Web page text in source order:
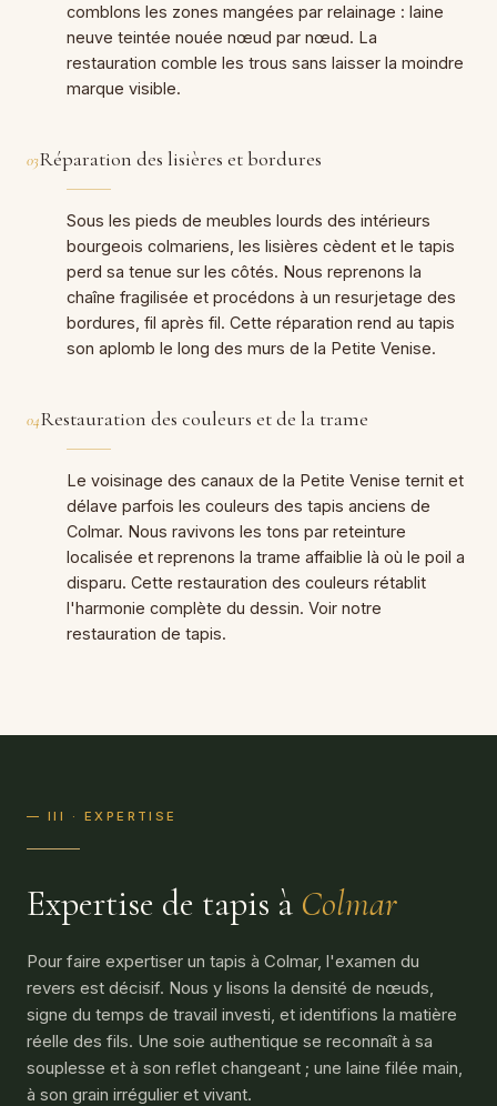
comblons les zones mangées par relainage : laine
neuve teintée nouée nœud par nœud. La
restauration comble les trous sans laisser la moindre
marque visible.
03Réparation des lisières et bordures
Sous les pieds de meubles lourds des intérieurs
bourgeois colmariens, les lisières cèdent et le tapis
perd sa tenue sur les côtés. Nous reprenons la
chaîne fragilisée et procédons à un resurjetage des
bordures, fil après fil. Cette réparation rend au tapis
son aplomb le long des murs de la Petite Venise.
04Restauration des couleurs et de la trame
Le voisinage des canaux de la Petite Venise ternit et
délave parfois les couleurs des tapis anciens de
Colmar. Nous ravivons les tons par reteinture
localisée et reprenons la trame affaiblie là où le poil a
disparu. Cette restauration des couleurs rétablit
l'harmonie complète du dessin. Voir notre
restauration de tapis.
— III · EXPERTISE
Expertise de tapis à Colmar
Pour faire expertiser un tapis à Colmar, l'examen du
revers est décisif. Nous y lisons la densité de nœuds,
signe du temps de travail investi, et identifions la matière
réelle des fils. Une soie authentique se reconnaît à sa
souplesse et à son reflet changeant ; une laine filée main,
à son grain irrégulier et vivant.